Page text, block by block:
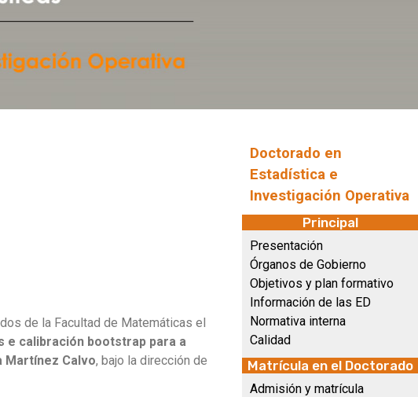
de la Facultad de Matemáticas el
e calibración bootstrap para a
Martínez Calvo, bajo la dirección de
Doctorado en
Estadística e
Investigación Operativa
Principal
Presentación
Órganos de Gobierno
Objetivos y plan formativo
Información de las ED
Normativa interna
Calidad
Matrícula en el Doctorado
Admisión y matrícula